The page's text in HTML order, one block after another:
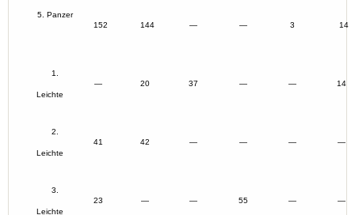
5. Panzer
152
144 — — 3 14
1.
Leichte
— 20 37 — — 14
2.
Leichte
41 42 — — — —
3.
Leichte
23 — — 55 — —